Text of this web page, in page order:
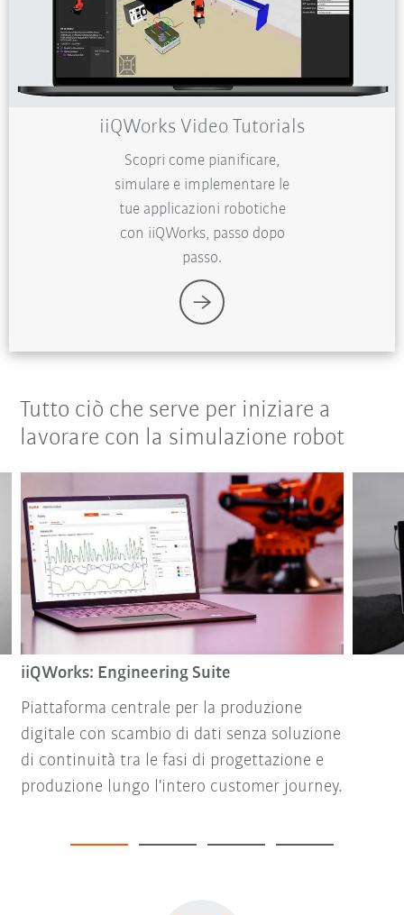
iiQWorks Video Tutorials
Scopri come pianificare,
simulare e implementare le
tue applicazioni robotiche
con iiQWorks, passo dopo
passo.
Tutto ciò che serve per iniziare a
lavorare con la simulazione robot
iiQWorks: Engineering Suite
Piattaforma centrale per la produzione
digitale con scambio di dati senza soluzione
di continuità tra le fasi di progettazione e
produzione lungo l'intero customer journey.